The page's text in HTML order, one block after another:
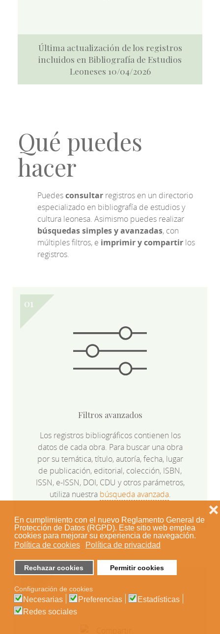
En cumplimiento con el nuevo Reglamento General de
Protección de Datos (RGPD). Este sitio web emplea
cookies para mejorar su experiencia de navegación.
Política de cookies
Política de privacidad
Rechazar cookies Permitir cookies
❌
Configuración de cookies
Necesarias Preferencias
Estadísticas
Redes sociales
Última actualización de los registros
incluidos en Bibliografía de Estudios
Leoneses 10/04/2026
Qué puedes
hacer
Puedesconsultar registros en un directorio
especializado en bibliografía de estudios y
cultura leonesa. Asimismo puedes realizar
búsquedas simples y avanzadas, con
múltiples filtros, e imprimir y compartir los
registros.
Filtros avanzados
Los registros bibliográficos contienen los
datos de cada obra. Para buscar una obra
por su temática, título, autoría, fecha, lugar
de publicación, editorial, colección, ISBN,
ISSN, e-ISSN, DOI, CDU y otros parámetros,
utiliza nuestra búsqueda avanzada.